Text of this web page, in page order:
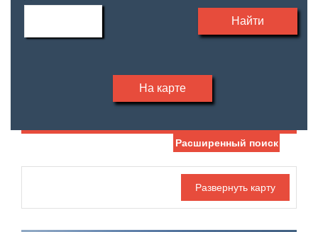
Найти
На карте
Жилая площадь
—
Площадь кухни
Расширенный поиск